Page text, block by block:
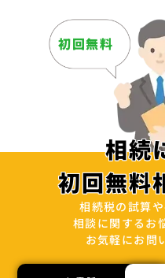
初回無料
相続
初回無料
相続税の試算
相談に関するお
お気軽にお問